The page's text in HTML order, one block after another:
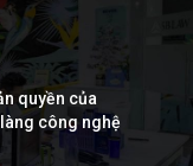
quyền của
công nghệ